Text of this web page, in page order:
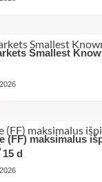
Smallest
(FF) maksimalus
d